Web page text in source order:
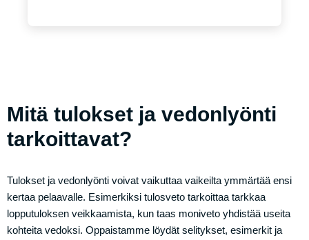
Mitä tulokset ja vedonlyönti
tarkoittavat?
Tulokset ja vedonlyönti voivat vaikuttaa vaikeilta ymmärtää ensi
kertaa pelaavalle. Esimerkiksi tulosveto tarkoittaa tarkkaa
lopputuloksen veikkaamista, kun taas moniveto yhdistää useita
kohteita vedoksi. Oppaistamme löydät selitykset, esimerkit ja